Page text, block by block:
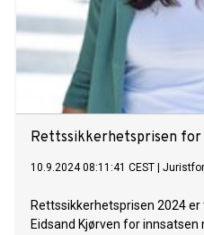
Rettssikkerhetsprisen
10.9.2024 08:11:41 CEST
Rettssikkerhetsprisen 2024
Eidsand Kjørven for